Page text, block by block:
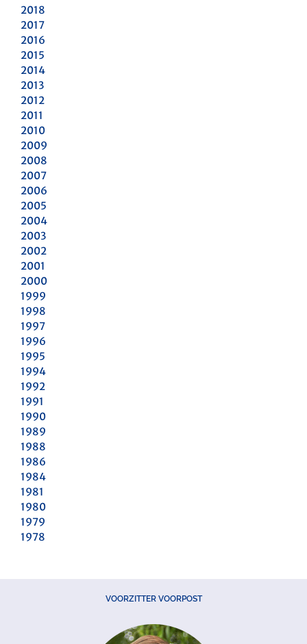
2018
2017
2016
2015
2014
2013
2012
2011
2010
2009
2008
2007
2006
2005
2004
2003
2002
2001
2000
1999
1998
1997
1996
1995
1994
1992
1991
1990
1989
1988
1986
1984
1981
1980
1979
1978
VOORZITTER VOORPOST